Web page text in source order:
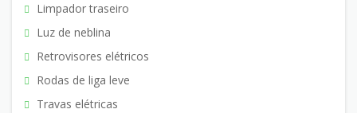
Limpador traseiro
Luz de neblina
Retrovisores elétricos
Rodas de liga leve
Travas elétricas